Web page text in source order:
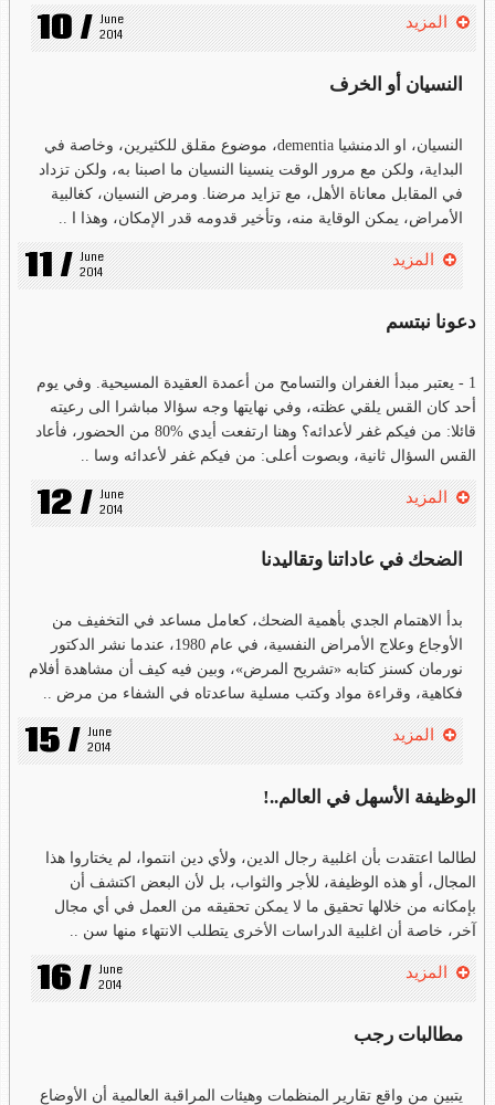
10 / June
2014
المزيد
النسيان أو الخرف
النسيان، او الدمنشيا dementia، موضوع مقلق للكثيرين، وخاصة في
البداية، ولكن مع مرور الوقت ينسينا النسيان ما اصبنا به، ولكن تزداد
في المقابل معاناة الأهل، مع تزايد مرضنا. ومرض النسيان، كغالبية
الأمراض، يمكن الوقاية منه، وتأخير قدومه قدر الإمكان، وهذا ا ..
11 / June
2014
المزيد
دعونا نبتسم
1 - يعتبر مبدأ الغفران والتسامح من أعمدة العقيدة المسيحية. وفي يوم
أحد كان القس يلقي عظته، وفي نهايتها وجه سؤالا مباشرا الى رعيته
قائلا: من فيكم غفر لأعدائه؟ وهنا ارتفعت أيدي %80 من الحضور، فأعاد
القس السؤال ثانية، وبصوت أعلى: من فيكم غفر لأعدائه وسا ..
12 / June
2014
المزيد
الضحك في عاداتنا وتقاليدنا
بدأ الاهتمام الجدي بأهمية الضحك، كعامل مساعد في التخفيف من
الأوجاع وعلاج الأمراض النفسية، في عام 1980، عندما نشر الدكتور
نورمان كسنز كتابه «تشريح المرض»، وبين فيه كيف أن مشاهدة أفلام
فكاهية، وقراءة مواد وكتب مسلية ساعدتاه في الشفاء من مرض ..
15 / June
2014
المزيد
الوظيفة الأسهل في العالم..!
لطالما اعتقدت بأن اغلبية رجال الدين، ولأي دين انتموا، لم يختاروا هذا
المجال، أو هذه الوظيفة، للأجر والثواب، بل لأن البعض اكتشف أن
بإمكانه من خلالها تحقيق ما لا يمكن تحقيقه من العمل في أي مجال
آخر، خاصة أن اغلبية الدراسات الأخرى يتطلب الانتهاء منها سن ..
16 / June
2014
المزيد
مطالبات رجب
يتبين من واقع تقارير المنظمات وهيئات المراقبة العالمية أن الأوضاع